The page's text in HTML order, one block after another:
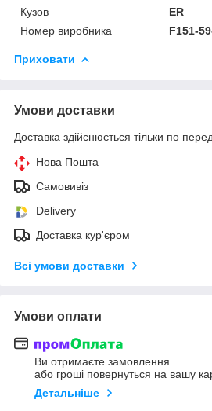
Кузов
ER
Номер виробника
F151-
Приховати
Умови доставки
Доставка здійснюється тільки по
Нова Пошта
Самовивіз
Delivery
Доставка кур'єром
Всі умови доставки
Умови оплати
Ви отримаєте замовлення
або гроші повернуться на вашу
Детальніше